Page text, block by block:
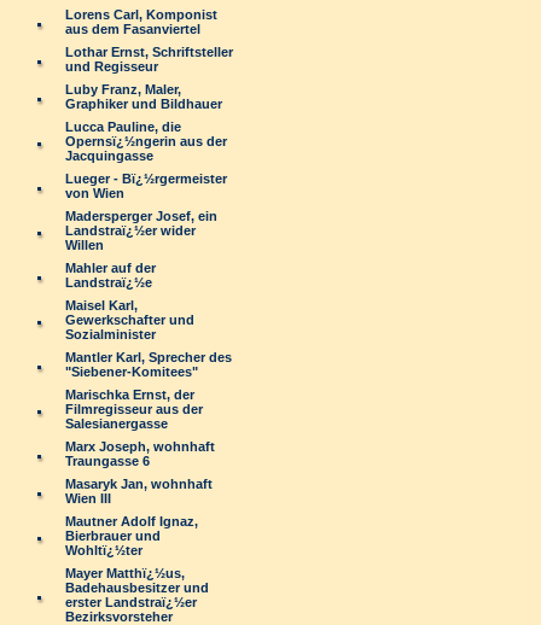
Lorens Carl, Komponist
aus dem Fasanviertel
Lothar Ernst, Schriftsteller
und Regisseur
Luby Franz, Maler,
Graphiker und Bildhauer
Lucca Pauline, die
Opernsï¿½ngerin aus der
Jacquingasse
Lueger - Bï¿½rgermeister
von Wien
Madersperger Josef, ein
Landstraï¿½er wider
Willen
Mahler auf der
Landstraï¿½e
Maisel Karl,
Gewerkschafter und
Sozialminister
Mantler Karl, Sprecher des
"Siebener-Komitees"
Marischka Ernst, der
Filmregisseur aus der
Salesianergasse
Marx Joseph, wohnhaft
Traungasse 6
Masaryk Jan, wohnhaft
Wien III
Mautner Adolf Ignaz,
Bierbrauer und
Wohltï¿½ter
Mayer Matthï¿½us,
Badehausbesitzer und
erster Landstraï¿½er
Bezirksvorsteher